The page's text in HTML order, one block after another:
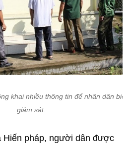
khai nhiều thông tin để nhân dân biết
giám sát.
Hiến pháp, người dân được